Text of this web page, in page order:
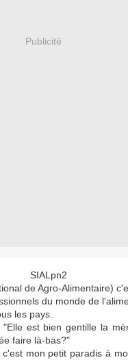
Publicité
de Agro-Alimentaire)
du monde de
les pays.
est bien gentille la
faire là-bas?"
mon petit paradis à